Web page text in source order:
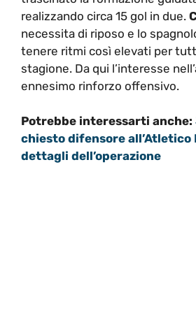
realizzando circa 15 gol in due.
necessita di riposo e lo
tenere ritmi così elevati per
stagione. Da qui l’interesse
ennesimo rinforzo offensivo.
Potrebbe interessarti anche:
chiesto difensore all’Atletico
dettagli dell’operazione